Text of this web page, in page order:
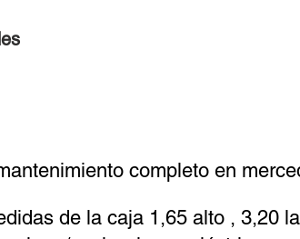
completo en
de la caja 1,65 alto , 3,20